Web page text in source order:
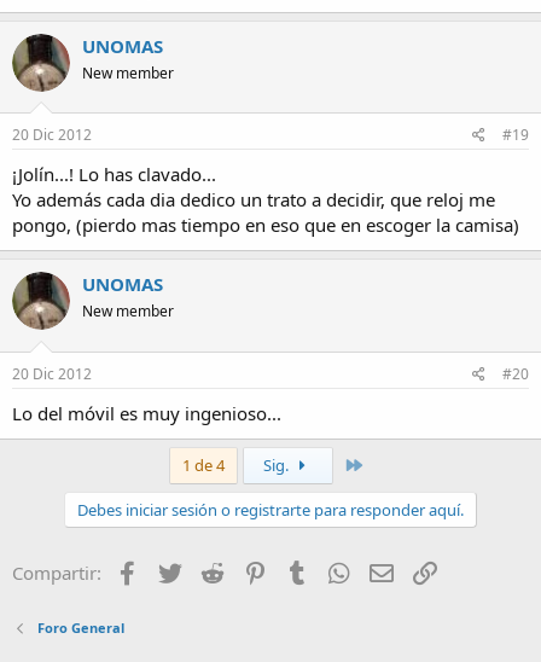
UNOMAS
New member
20 Dic 2012 #19
¡Jolín...! Lo has clavado...
Yo además cada dia dedico un trato a decidir, que reloj me
pongo, (pierdo mas tiempo en eso que en escoger la camisa)
UNOMAS
New member
20 Dic 2012 #20
Lo del móvil es muy ingenioso...
1 de 4 Sig.
Debes iniciar sesión o registrarte para responder aquí.
Compartir: Facebook
Twitter Reddit PinterestTumblrWhatsApp
Email
Foro General